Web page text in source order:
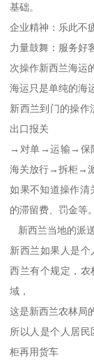
基础。
企业精神：乐此不
力量鼓舞：服务好
次操作新西兰海运
海运只是单纯的海
新西兰到门的操
出口报关
→对单→运输→保
海关放行→拆柜→派
如果不知道操作清
的滞留费、罚金等。
新西兰当地的派
新西兰如果人是
西兰有个规定，农
域，
这是新西兰农林局
所以人是个人居
柜再用货车